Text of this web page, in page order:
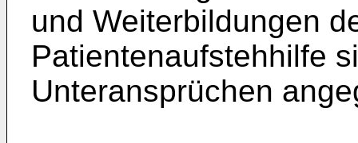
und Weiterbildungen
Patientenaufstehhilfe
Unteransprüchen